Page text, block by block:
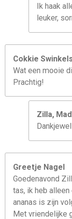
Ik haak
leuker,
Cokkie
Wat een mooie
Prachtig!
Zilla,
Greetje Nagel
Goedenavond
tas, ik heb
ananas is zijn
Met vriendelijke